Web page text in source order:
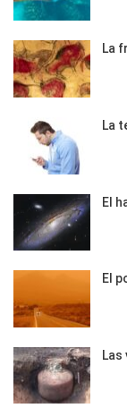
La
La
El
El